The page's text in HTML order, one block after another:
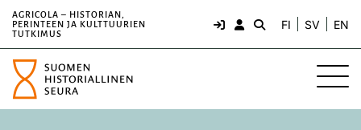
AGRICOLA – HISTORIAN,
PERINTEEN JA KULTTUURIEN
TUTKIMUS
FI SV EN